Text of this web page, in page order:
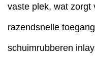
vaste plek, wat zorgt
razendsnelle
schuimrubberen